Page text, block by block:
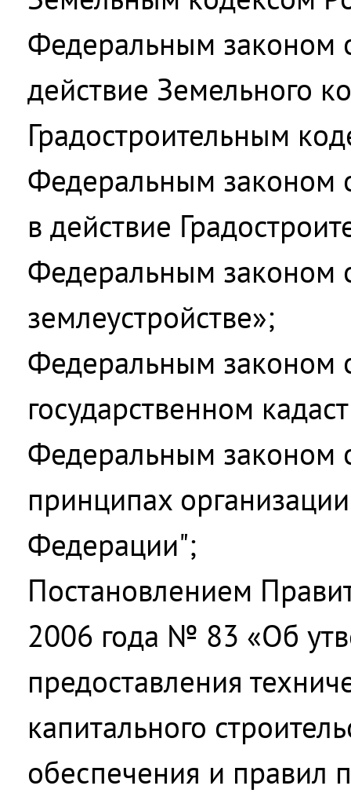
Федеральным законом
действие Земельного
Градостроительным
Федеральным законом
в действие
Федеральным
землеустройстве»;
Федеральным
государственном
Федеральным законом
принципах
Федерации";
Постановлением
2006 года № 83 «Об
предоставления
капитального
обеспечения и правил